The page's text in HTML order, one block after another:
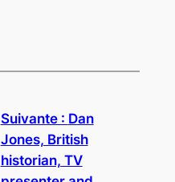
Suivante : Dan
Jones, British
historian, TV